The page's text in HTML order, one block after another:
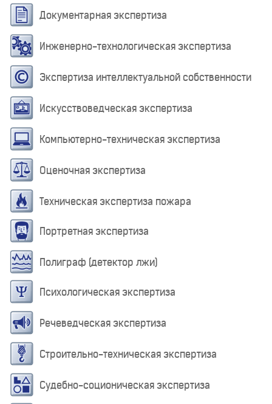
Документарная экспертиза
Инженерно-технологическая экспертиза
Экспертиза интеллектуальной собственности
Искусствоведческая экспертиза
Компьютерно-техническая экспертиза
Оценочная экспертиза
Техническая экспертиза пожара
Портретная экспертиза
Полиграф (детектор лжи)
Психологическая экспертиза
Речеведческая экспертиза
Строительно-техническая экспертиза
Судебно-соционическая экспертиза